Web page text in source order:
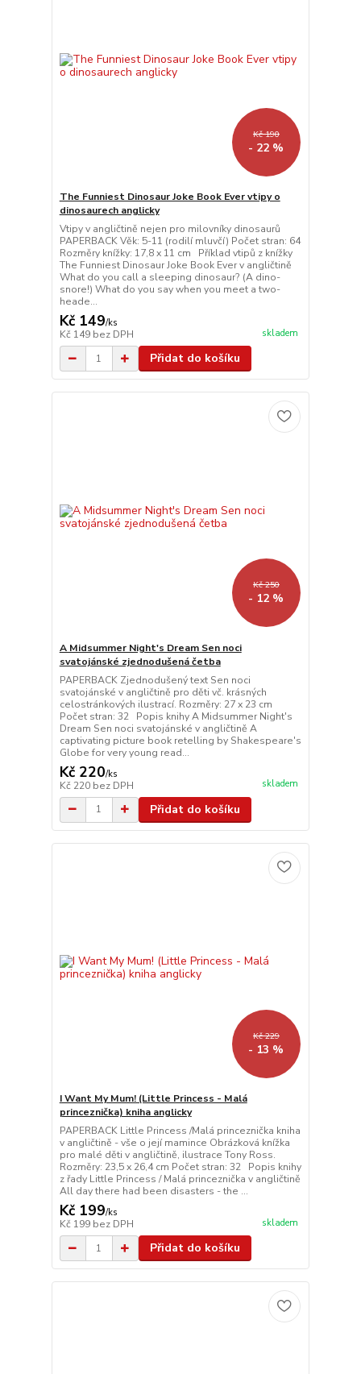
Kč 190
- 22 %
The Funniest Dinosaur Joke Book Ever vtipy o
dinosaurech anglicky
Vtipy v angličtině nejen pro milovníky dinosaurů
PAPERBACK Věk: 5-11 (rodilí mluvčí) Počet stran: 64
Rozměry knížky: 17,8 x 11 cm Příklad vtipů z knížky
The Funniest Dinosaur Joke Book Ever v angličtině
What do you call a sleeping dinosaur? (A dino-
snore!) What do you say when you meet a two-
heade...
Kč 149/ks
Kč 149 bez DPH skladem
Přidat do košíku
Kč 250
- 12 %
A Midsummer Night's Dream Sen noci
svatojánské zjednodušená četba
PAPERBACK Zjednodušený text Sen noci
svatojánské v angličtině pro děti vč. krásných
celostránkových ilustrací. Rozměry: 27 x 23 cm
Počet stran: 32 Popis knihy A Midsummer Night's
Dream Sen noci svatojánské v angličtině A
captivating picture book retelling by Shakespeare's
Globe for very young read...
Kč 220/ks
Kč 220 bez DPH skladem
Přidat do košíku
Kč 229
- 13 %
I Want My Mum! (Little Princess - Malá
princeznička) kniha anglicky
PAPERBACK Little Princess /Malá princeznička kniha
v angličtině - vše o její mamince Obrázková knížka
pro malé děti v angličtině, ilustrace Tony Ross.
Rozměry: 23,5 x 26,4 cm Počet stran: 32 Popis knihy
z řady Little Princess / Malá princeznička v angličtině
All day there had been disasters - the ...
Kč 199/ks
Kč 199 bez DPH skladem
Přidat do košíku